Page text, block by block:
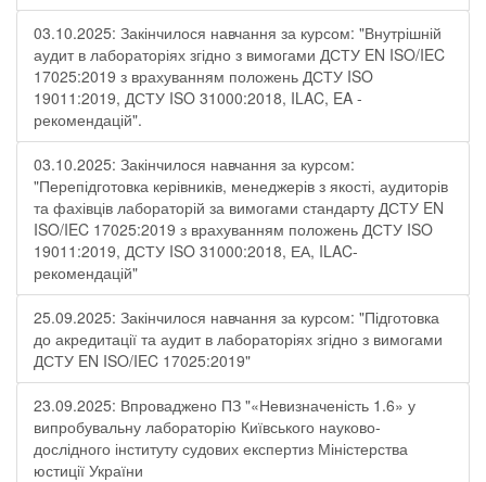
03.10.2025: Закінчилося навчання за курсом: "Внутрішній
аудит в лабораторіях згідно з вимогами ДСТУ EN ISO/IEC
17025:2019 з врахуванням положень ДСТУ ISO
19011:2019, ДСТУ ISO 31000:2018, ILAC, EA -
рекомендацій".
03.10.2025: Закінчилося навчання за курсом:
"Перепідготовка керівників, менеджерів з якості, аудиторів
та фахівців лабораторій за вимогами стандарту ДСТУ EN
ISO/IEC 17025:2019 з врахуванням положень ДСТУ ISO
19011:2019, ДСТУ ISO 31000:2018, ЕА, ILAC-
рекомендацій"
25.09.2025: Закінчилося навчання за курсом: "Підготовка
до акредитації та аудит в лабораторіях згідно з вимогами
ДСТУ EN ISO/IEC 17025:2019"
23.09.2025: Впроваджено ПЗ "«Невизначеність 1.6» у
випробувальну лабораторію Київського науково-
дослідного інституту судових експертиз Міністерства
юстиції України